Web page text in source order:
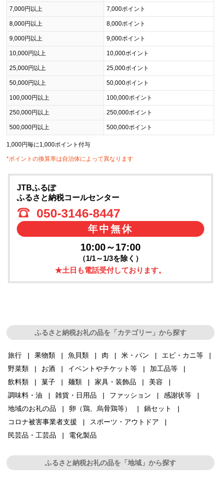
7,000円以上 7,000ポイント
8,000円以上 8,000ポイント
9,000円以上 9,000ポイント
10,000円以上 10,000ポイント
25,000円以上 25,000ポイント
50,000円以上 50,000ポイント
100,000円以上 100,000ポイント
250,000円以上 250,000ポイント
500,000円以上 500,000ポイント
1,000円毎に1,000ポイント付与
*ポイントの換算率は自治体によって異なります
JTBふるぽ
ふるさと納税コールセンター
050-3146-8447
年中無休
10:00～17:00
（1/1～1/3を除く）
★土日も電話受付しております。
ふるさと納税お礼の品を「カテゴリー」から探す
旅行 果物類 魚貝類 肉 米・パン
エビ・カニ等
野菜類
お酒 イベントやチケット等
加工品等
飲料類
菓子 麺類 家具・装飾品
美容
調味料・油
雑貨・日用品 ファッション
感謝状等
地域のお礼の品
卵（鶏、烏骨鶏等）
鍋セット
コロナ被害事業者支援
スポーツ・アウトドア
民芸品・工芸品
電化製品
ふるさと納税お礼の品を「地域」から探す